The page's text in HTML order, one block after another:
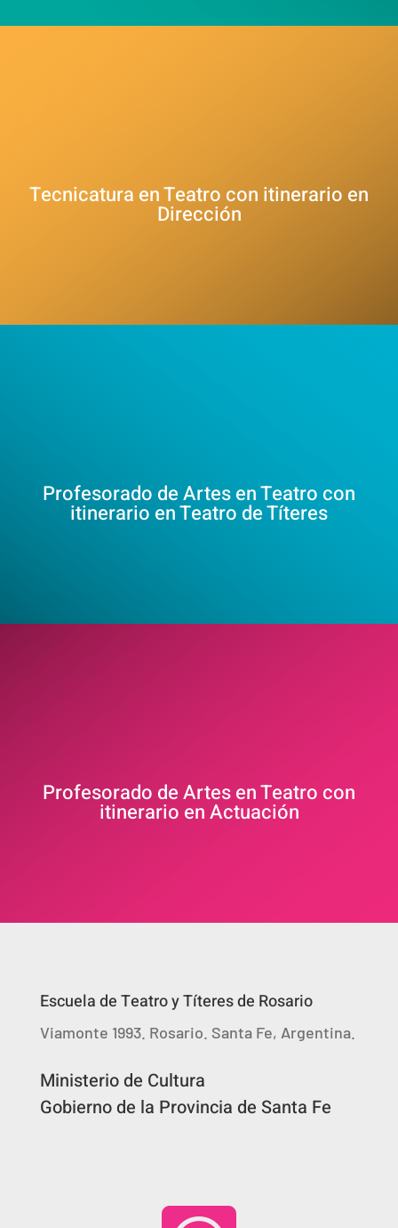
Tecnicatura en Teatro con itinerario en
Dirección
Profesorado de Artes en Teatro con
itinerario en Teatro de Títeres
Profesorado de Artes en Teatro con
itinerario en Actuación
Escuela de Teatro y Títeres de Rosario
Viamonte 1993. Rosario. Santa Fe, Argentina.
Ministerio de Cultura
Gobierno de la Provincia de Santa Fe